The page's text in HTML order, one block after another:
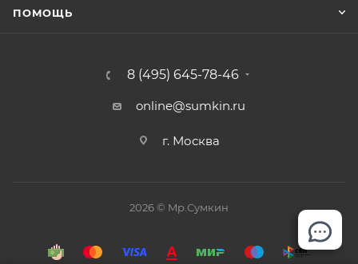
ПОМОЩЬ
8 (495) 645-78-46
online@sumkin.ru
г. Москва
2026 © Mр.Сумкин